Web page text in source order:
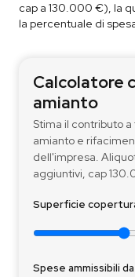
cap a 130.000 €), la
la percentuale di
Calcolatore
amianto
Stima il contributo
amianto e
dell'impresa.
aggiuntivi, cap
Superficie
Spese ammissibili